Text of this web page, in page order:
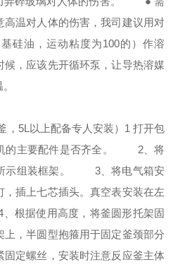
温对人体的伤害，我司建议用对
硅油，运动粘度为100的）作溶
，应该先开循环泵，让导热溶媒
5L以上配备专人安装）1 打开包
机的主要配件是否齐全。 2、将
示组装框架。 3、将电气箱安
插上七芯插头。真空表安装在左
据使用高度，将釜圆形托架固
，半圆型抱箍用于固定釜颈部分
固定螺丝，安装时注意反应釜主体